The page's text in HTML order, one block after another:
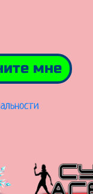
мне